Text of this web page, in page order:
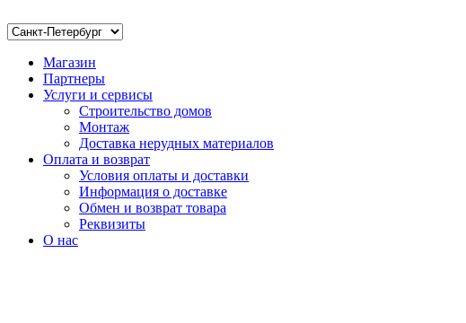
Магазин
Партнеры
Услуги и сервисы
Строительство домов
Монтаж
Доставка нерудных материалов
Оплата и возврат
Условия оплаты и доставки
Информация о доставке
Обмен и возврат товара
Реквизиты
О нас